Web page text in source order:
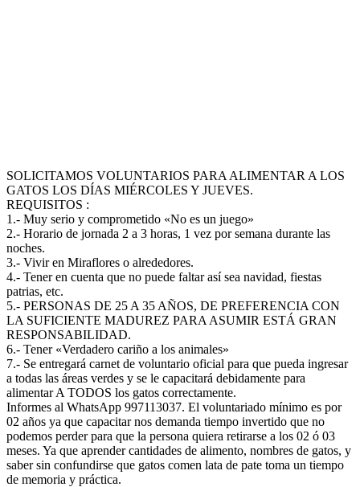
SOLICITAMOS VOLUNTARIOS PARA ALIMENTAR A LOS
GATOS LOS DÍAS MIÉRCOLES Y JUEVES.
REQUISITOS :
1.- Muy serio y comprometido «No es un juego»
2.- Horario de jornada 2 a 3 horas, 1 vez por semana durante las
noches.
3.- Vivir en Miraflores o alrededores.
4.- Tener en cuenta que no puede faltar así sea navidad, fiestas
patrias, etc.
5.- PERSONAS DE 25 A 35 AÑOS, DE PREFERENCIA CON
LA SUFICIENTE MADUREZ PARA ASUMIR ESTÁ GRAN
RESPONSABILIDAD.
6.- Tener «Verdadero cariño a los animales»
7.- Se entregará carnet de voluntario oficial para que pueda ingresar
a todas las áreas verdes y se le capacitará debidamente para
alimentar A TODOS los gatos correctamente.
Informes al WhatsApp 997113037. El voluntariado mínimo es por
02 años ya que capacitar nos demanda tiempo invertido que no
podemos perder para que la persona quiera retirarse a los 02 ó 03
meses. Ya que aprender cantidades de alimento, nombres de gatos, y
saber sin confundirse que gatos comen lata de pate toma un tiempo
de memoria y práctica.